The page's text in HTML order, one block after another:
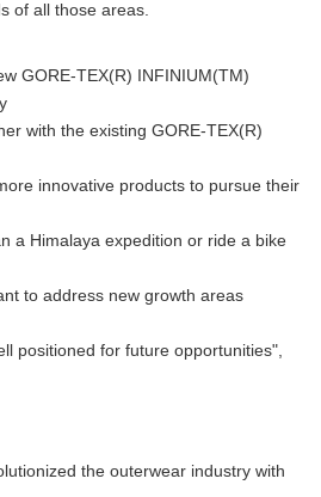
of all those areas.
GORE-TEX(R) INFINIUM(TM)
with the existing GORE-TEX(R)
innovative products to pursue their
a Himalaya expedition or ride a bike
to address new growth areas
positioned for future opportunities",
the outerwear industry with